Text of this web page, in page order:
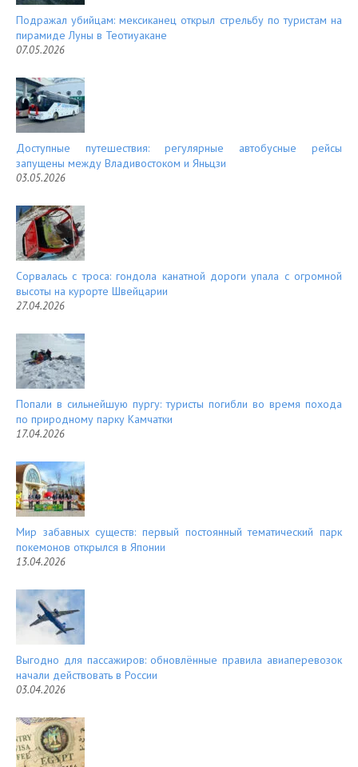
Подражал убийцам: мексиканец открыл стрельбу по туристам на
пирамиде Луны в Теотиуакане
07.05.2026
Доступные путешествия: регулярные автобусные рейсы
запущены между Владивостоком и Яньцзи
03.05.2026
Сорвалась с троса: гондола канатной дороги упала с огромной
высоты на курорте Швейцарии
27.04.2026
Попали в сильнейшую пургу: туристы погибли во время похода
по природному парку Камчатки
17.04.2026
Мир забавных существ: первый постоянный тематический парк
покемонов открылся в Японии
13.04.2026
Выгодно для пассажиров: обновлённые правила авиаперевозок
начали действовать в России
03.04.2026